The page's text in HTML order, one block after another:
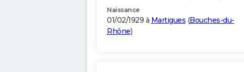
Naissance
01/02/1929 à Martigues (Bouches-du-
Rhône)